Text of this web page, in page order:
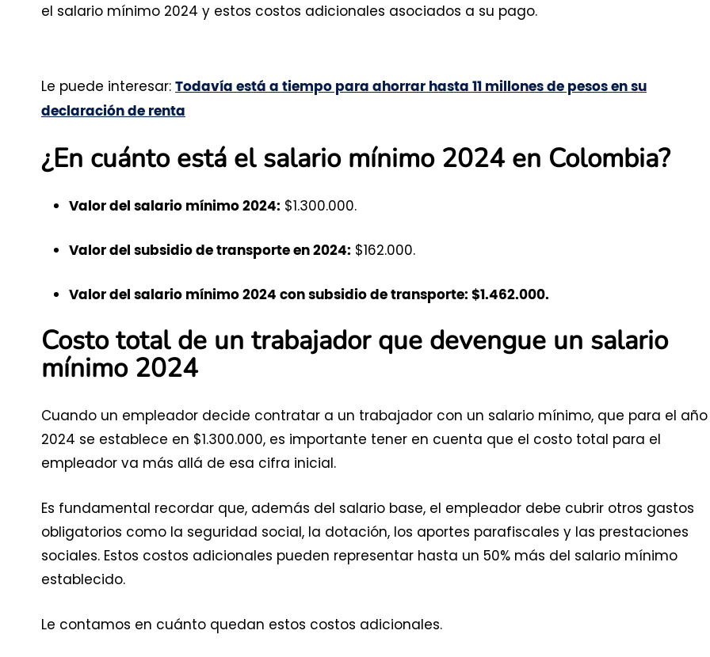
el salario mínimo 2024 y estos costos adicionales asociados a su pago.
Le puede interesar: Todavía está a tiempo para ahorrar hasta 11 millones de pesos en su
declaración de renta
¿En cuánto está el salario mínimo 2024 en Colombia?
Valor del salario mínimo 2024: $1.300.000.
Valor del subsidio de transporte en 2024: $162.000.
Valor del salario mínimo 2024 con subsidio de transporte: $1.462.000.
Costo total de un trabajador que devengue un salario
mínimo 2024
Cuando un empleador decide contratar a un trabajador con un salario mínimo, que para el año
2024 se establece en $1.300.000, es importante tener en cuenta que el costo total para el
empleador va más allá de esa cifra inicial.
Es fundamental recordar que, además del salario base, el empleador debe cubrir otros gastos
obligatorios como la seguridad social, la dotación, los aportes parafiscales y las prestaciones
sociales. Estos costos adicionales pueden representar hasta un 50% más del salario mínimo
establecido.
Le contamos en cuánto quedan estos costos adicionales.